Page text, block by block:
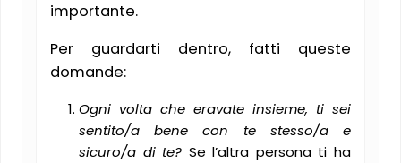
importante.
Per guardarti dentro, fatti queste
domande:
Ogni volta che eravate insieme, ti sei
sentito/a bene con te stesso/a e
sicuro/a di te? Se l’altra persona ti ha